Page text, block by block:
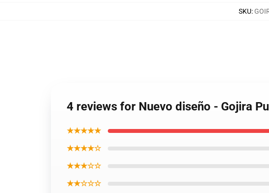
SKU:
4 reviews for Nuevo diseño - Gojira
★★★★★
★★★★☆
★★★☆☆
★★☆☆☆